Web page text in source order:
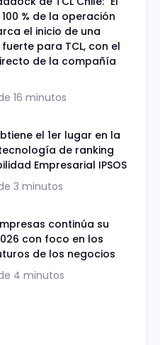
% de la operación
el inicio de una
para TCL, con el
de la compañía
16 minutos
el 1er lugar en la
de ranking
Empresarial IPSOS
3 minutos
continúa su
con foco en los
de los negocios
4 minutos